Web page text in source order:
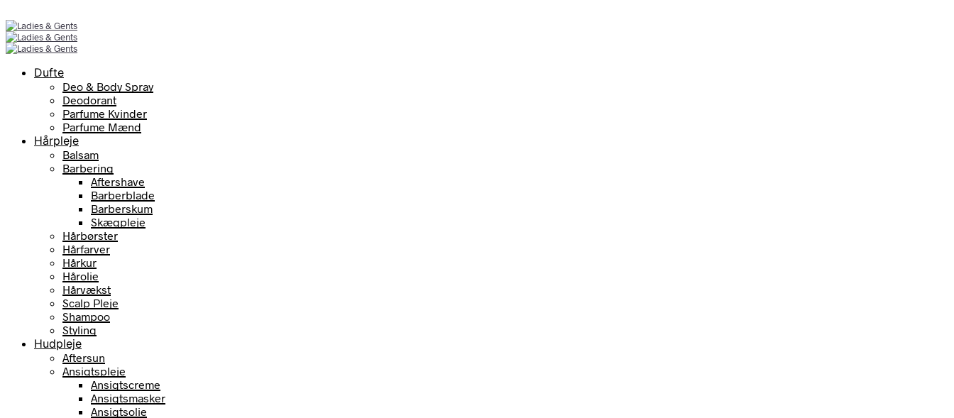
Dufte
Deo & Body Spray
Deodorant
Parfume Kvinder
Parfume Mænd
Hårpleje
Balsam
Barbering
Aftershave
Barberblade
Barberskum
Skægpleje
Hårbørster
Hårfarver
Hårkur
Hårolie
Hårvækst
Scalp Pleje
Shampoo
Styling
Hudpleje
Aftersun
Ansigtspleje
Ansigtscreme
Ansigtsmasker
Ansigtsolie